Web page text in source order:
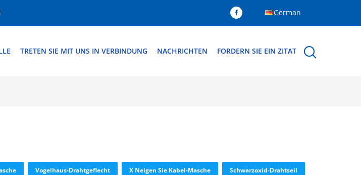
German
TRETEN SIE MIT UNS IN VERBINDUNG NACHRICHTEN FORDERN SIE EIN ZITAT
Vogelhaus-Drahtgeflecht X Neigen Sie Kabel-Masche Schwarzoxid-Drahtseil